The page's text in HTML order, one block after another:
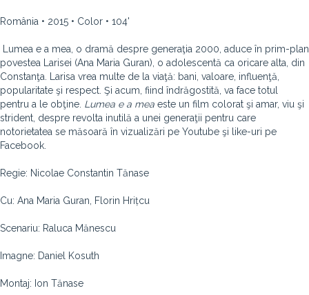
România • 2015 • Color • 104'
Lumea e a mea, o dramă despre generaţia 2000, aduce în prim-plan
povestea Larisei (Ana Maria Guran), o adolescentă ca oricare alta, din
Constanţa. Larisa vrea multe de la viaţă: bani, valoare, influenţă,
popularitate şi respect. Şi acum, fiind îndrăgostită, va face totul
pentru a le obţine. Lumea e a mea este un film colorat şi amar, viu şi
strident, despre revolta inutilă a unei generaţii pentru care
notorietatea se măsoară în vizualizări pe Youtube şi like-uri pe
Facebook.
Regie: Nicolae Constantin Tănase
Cu: Ana Maria Guran, Florin Hrițcu
Scenariu: Raluca Mănescu
Imagne: Daniel Kosuth
Montaj: Ion Tănase